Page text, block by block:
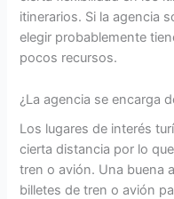
itinerarios. Si la agencia
elegir probablemente
pocos recursos.
¿La agencia se encarga
Los lugares de interés
cierta distancia por lo
tren o avión. Una buena
billetes de tren o avión